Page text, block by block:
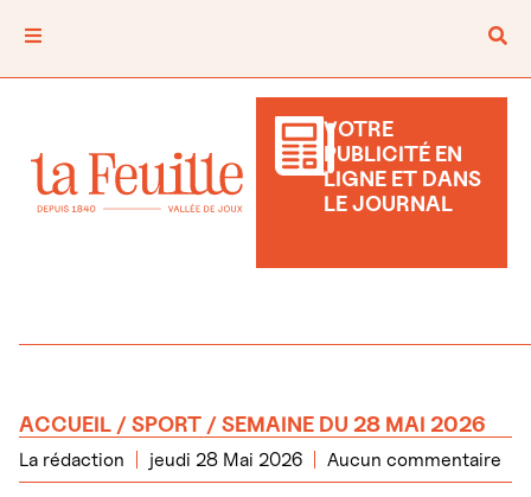
VOTRE
PUBLICITÉ EN
LIGNE ET DANS
LE JOURNAL
ACCUEIL /SPORT / SEMAINE DU 28 MAI 2026
La rédaction jeudi 28 Mai 2026 Aucun commentaire